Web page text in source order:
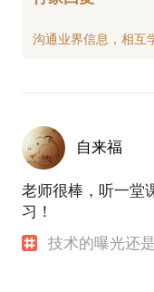
自来福
老师很棒，听一堂
习！
技术的曝光还